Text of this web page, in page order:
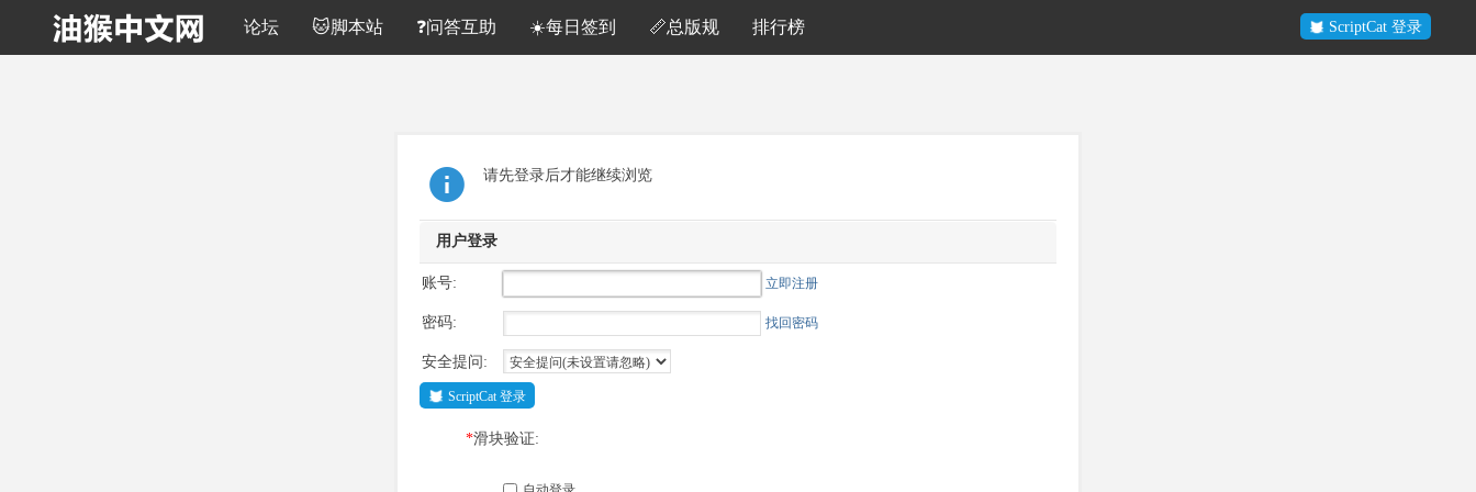
ScriptCat 登录
论坛 🐱脚本站 ❓问答互助 ☀️每日签到 📏总版规 排行榜
请先登录后才能继续浏览
用户登录
账号: 立即注册
密码: 找回密码
安全提问:
ScriptCat 登录
*滑块验证: